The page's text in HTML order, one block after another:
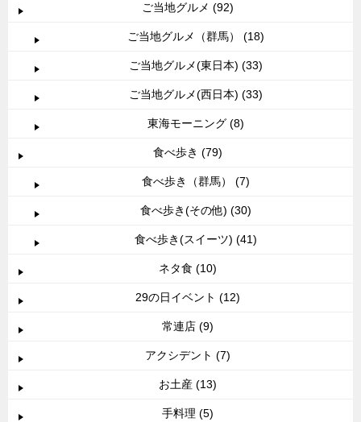
ご当地グルメ (92)
ご当地グルメ（群馬） (18)
ご当地グルメ(東日本) (33)
ご当地グルメ(西日本) (33)
東海モーニング (8)
食べ歩き (79)
食べ歩き（群馬） (7)
食べ歩き(その他) (30)
食べ歩き(スイーツ) (41)
ネタ食 (10)
29の日イベント (12)
常連店 (9)
アクシデント (7)
お土産 (13)
手料理 (5)